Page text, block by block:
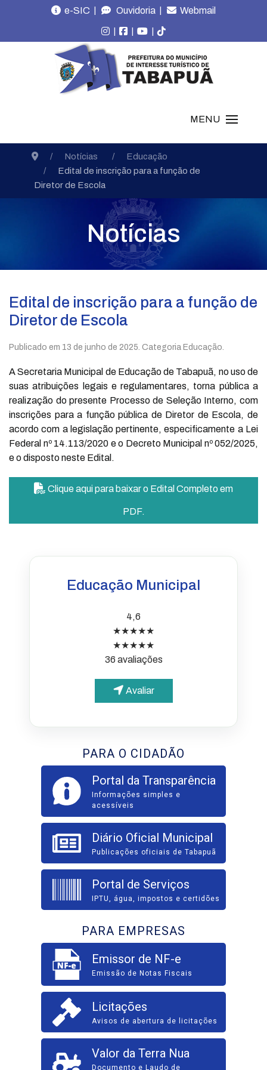
e-SIC | Ouvidoria | Webmail
| | |
MENU
Notícias
Educação
Edital de inscrição para a função de
Diretor de Escola
Notícias
Edital de inscrição para a função de
Diretor de Escola
Publicado em 13 de junho de 2025 . Categoria Educação.
A Secretaria Municipal de Educação de Tabapuã, no uso de
suas atribuições legais e regulamentares, torna pública a
realização do presente Processo de Seleção Interno, com
inscrições para a função pública de Diretor de Escola, de
acordo com a legislação pertinente, especificamente a Lei
Federal nº 14.113/2020 e o Decreto Municipal nº 052/2025,
e o disposto neste Edital.
Clique aqui para baixar o Edital Completo em
PDF.
Educação Municipal
4,6
★★★★★
★★★★★
36 avaliações
Avaliar
PARA O CIDADÃO
Portal da Transparência
Informações simples e
acessíveis
Diário Oficial Municipal
Publicações oficiais de Tabapuã
Portal de Serviços
IPTU, água, impostos e certidões
PARA EMPRESAS
Emissor de NF-e
Emissão de Notas Fiscais
Licitações
Avisos de abertura de licitações
Valor da Terra Nua
Documento e Laudo de